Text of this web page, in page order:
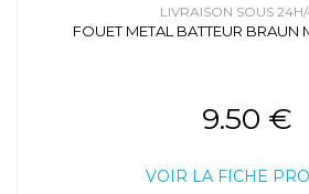
LIVRAISON SOUS
FOUET METAL BATTEUR BRAUN
9.50 €
VOIR LA FICHE